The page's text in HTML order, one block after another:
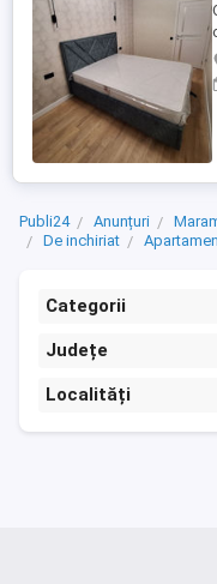
Publi24 Anunțuri
De inchiriat
Categorii
Județe
Localități